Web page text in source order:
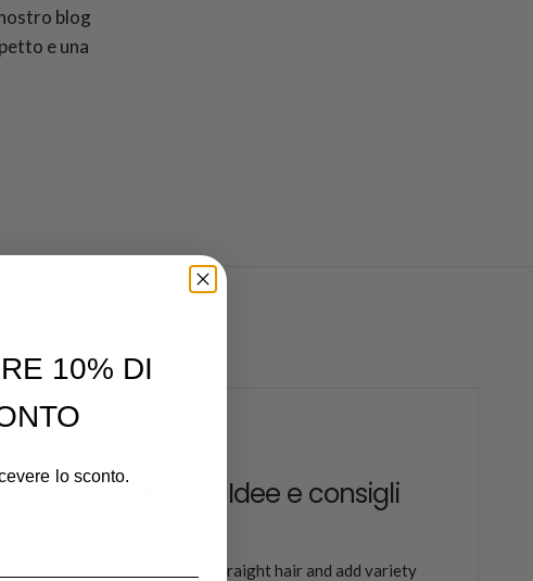
blog
e una
lisce: Idee e consigli
Explore creative ways to style straight hair and add variety
10% DI
lo sconto.